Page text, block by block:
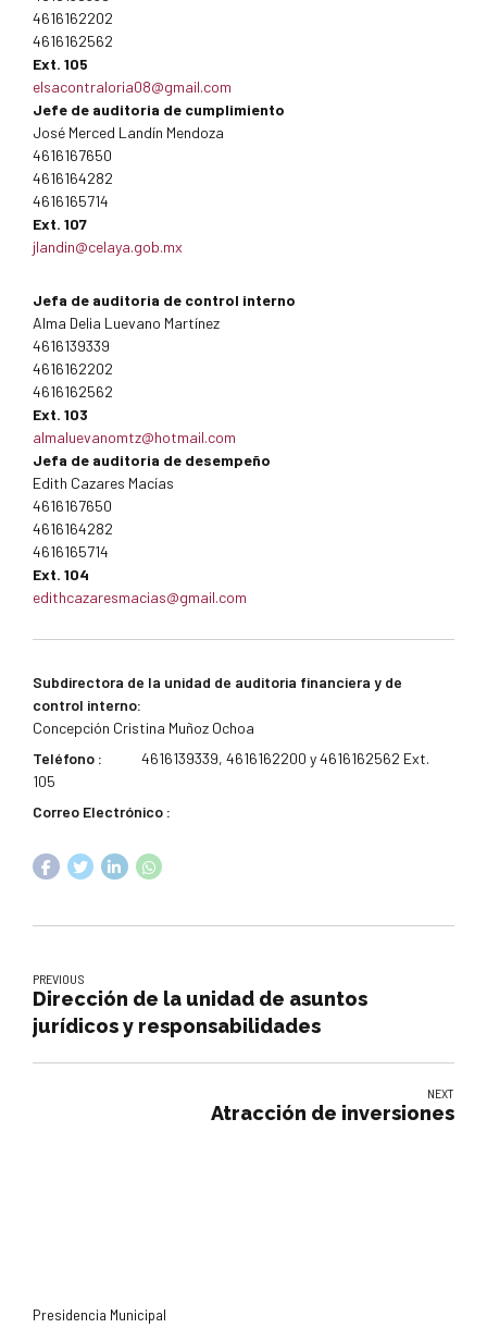
4616162202
4616162562
Ext. 105
elsacontraloria08@gmail.com
Jefe de auditoria de cumplimiento
José Merced Landín Mendoza
4616167650
4616164282
4616165714
Ext. 107
jlandin@celaya.gob.mx
Jefa de auditoria de control interno
Alma Delia Luevano Martínez
4616139339
4616162202
4616162562
Ext. 103
almaluevanomtz@hotmail.com
Jefa de auditoria de desempeño
Edith Cazares Macías
4616167650
4616164282
4616165714
Ext. 104
edithcazaresmacias@gmail.com
Subdirectora de la unidad de auditoria financiera y de
control interno:
Concepción Cristina Muñoz Ochoa
Teléfono :
4616139339, 4616162200 y 4616162562 Ext.
105
Correo Electrónico :
PREVIOUS
Dirección de la unidad de asuntos
jurídicos y responsabilidades
NEXT
Atracción de inversiones
Presidencia Municipal